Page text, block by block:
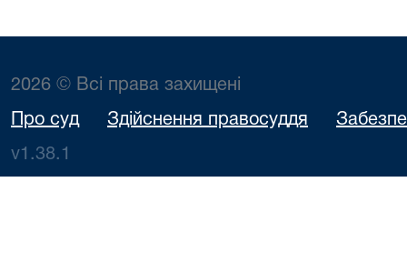
2026 © Всі права захищені
Про суд Здійснення правосуддя
v1.38.1